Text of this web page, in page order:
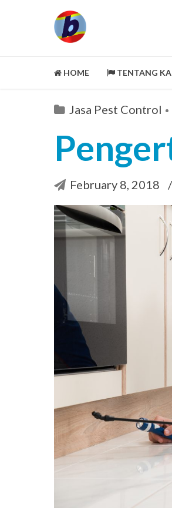
HOME TENTANG
LEGALITY
MITRA
CLEANING
Jasa Pest Control
February 8, 2018